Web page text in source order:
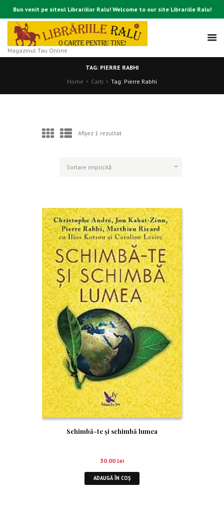
Bun venit pe siteul Librariilor Ralu! Welcome to our site Librariile Ralu!
Magazinul Tau Online
TAG: PIERRE RABHI
Home
Carti Tag: Pierre Rabhi
Afișez 1 rezultat
Schimbă-te şi schimbă lumea
30.00 lei
ADAUGĂ ÎN COȘ